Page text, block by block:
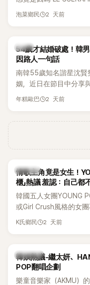
泡菜鄉民 2 天前
韓星
54歲才結婚破處！韓男
因路人一句話
南韓55歲知名諧星沈賢
姻，近日在節目中分享
受兩人世界，沒想到站
年糕歐巴 2 天前
K-POP
情歌主角竟是女生！
櫃」熱議 羞認：自己都
韓國五人女團YOUNG
或Girl Crush風格的女
創Rap及成員親自參與
為第五代女團中極具辨
K氏鄉民 2 天前
熱議討論
韓娛熱議-繼太妍、
POP翻唱企劃
樂童音樂家（AKMU）